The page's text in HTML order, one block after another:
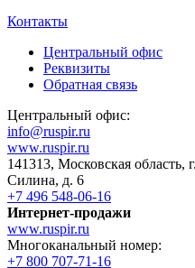
Контакты
Центральный офис
Реквизиты
Обратная связь
Центральный офис:
info@ruspir.ru
www.ruspir.ru
141313, Московская область,
Силина, д. 6
+7 496 548-06-16
Интернет-продажи
www.ruspir.ru
Многоканальный номер:
+7 800 707-71-16